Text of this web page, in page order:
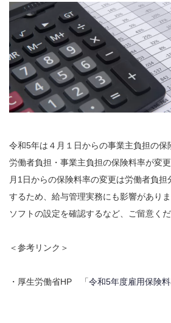
令和5年は４月１日からの事業主負担の保
労働者負担・事業主負担の保険料率が変
月1日からの保険料率の変更は労働者負担
するため、給与管理実務にも影響があり
ソフトの設定を確認するなど、ご留意くだ
＜参考リンク＞
・厚生労働省HP 「令和5年度雇用保険